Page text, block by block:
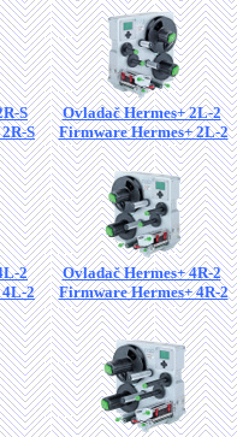
S
S
Ovladač Hermes+ 2L-2
Firmware Hermes+ 2L-2
2
4L-2
Ovladač Hermes+ 4R-2
Firmware Hermes+ 4R-2